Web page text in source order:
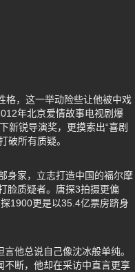
格，这一举动险些让他被中戏
年北京爱情故事电视剧爆
新锐导演奖，更摸索出“喜剧
破所有质疑。
身家，立志打造中国的福尔摩
脸质疑者。唐探3拍摄更偏
1900更是以35.4亿票房跻身
他总说自己像沈冰般单纯。
不断，他却在采访中直言更享